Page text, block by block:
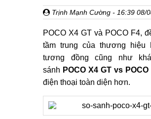
Trịnh Mạnh Cường - 16:39 08/
POCO X4 GT và POCO F4,
tầm trung của thương hiệu
tương đồng cũng như
sánh POCO X4 GT vs POCO
điện thoại toàn diện hơn.